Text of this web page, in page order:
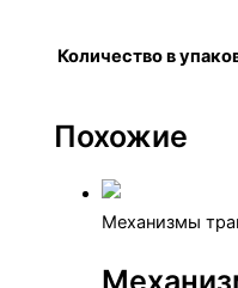
Количество в
Похожие
Механизмы